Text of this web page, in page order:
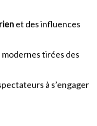
et des influences
tirées des
à s’engager